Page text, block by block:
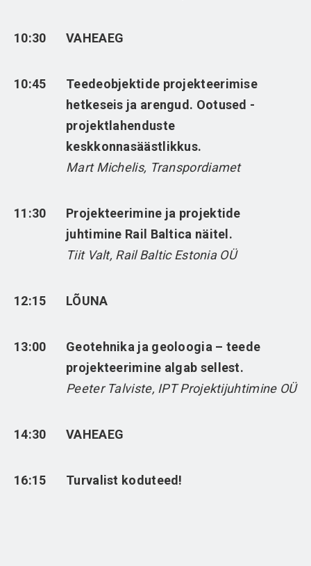
10:30 VAHEAEG
10:45
Teedeobjektide projekteerimise
hetkeseis ja arengud. Ootused -
projektlahenduste
keskkonnasäästlikkus.
Mart Michelis, Transpordiamet
11:30
Projekteerimine ja projektide
juhtimine Rail Baltica näitel.
Tiit Valt, Rail Baltic Estonia OÜ
12:15 LÕUNA
13:00
Geotehnika ja geoloogia – teede
projekteerimine algab sellest.
Peeter Talviste, IPT Projektijuhtimine OÜ
14:30 VAHEAEG
16:15 Turvalist koduteed!